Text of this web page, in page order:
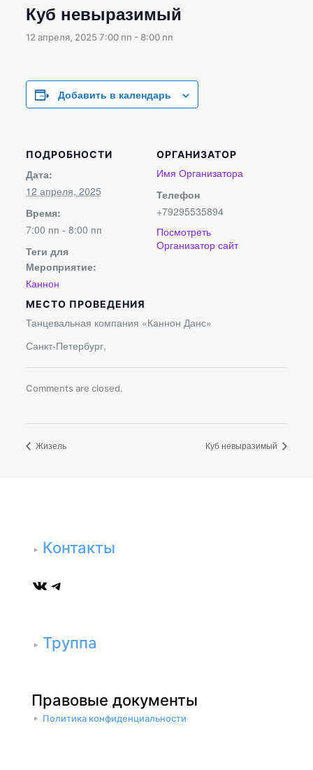
Куб невыразимый
12 апреля, 2025 7:00 пп - 8:00 пп
Добавить в календарь
ПОДРОБНОСТИ
Дата:
12 апреля, 2025
Время:
7:00 пп - 8:00 пп
Теги для
Мероприятие:
Каннон
МЕСТО ПРОВЕДЕНИЯ
Танцевальная компания «Каннон Данс»
Санкт-Петербург,
ОРГАНИЗАТОР
Имя Организатора
Телефон
+79295535894
Посмотреть
Организатор сайт
Comments are closed.
Жизель Куб невыразимый
Контакты
ВКонтакте
Telegram
Труппа
Правовые документы
Политика конфиденциальности